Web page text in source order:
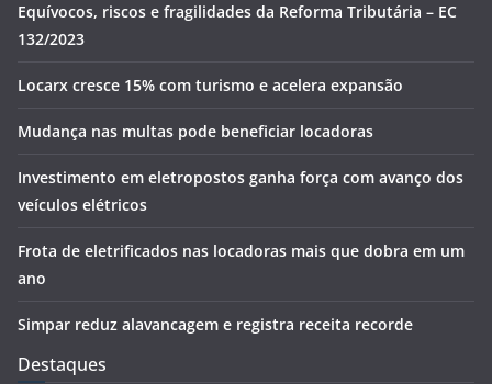
Equívocos, riscos e fragilidades da Reforma Tributária – EC
132/2023
Locarx cresce 15% com turismo e acelera expansão
Mudança nas multas pode beneficiar locadoras
Investimento em eletropostos ganha força com avanço dos
veículos elétricos
Frota de eletrificados nas locadoras mais que dobra em um
ano
Simpar reduz alavancagem e registra receita recorde
Destaques